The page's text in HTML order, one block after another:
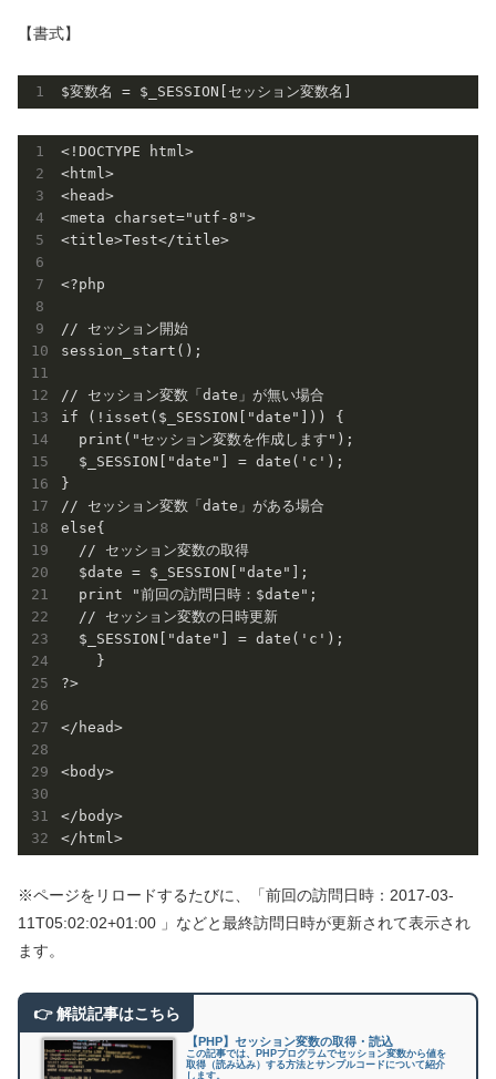
【書式】
<!DOCTYPE html>
<html>
<head>
<meta charset="utf-8">
<title>Test</title>
<?php
// セッション開始
session_start();
// セッション変数「date」が無い場合
if (!isset($_SESSION["date"])) {
  print("セッション変数を作成します");
  $_SESSION["date"] = date('c');
}
// セッション変数「date」がある場合
else{
  // セッション変数の取得
  $date = $_SESSION["date"];
  print "前回の訪問日時：$date";
  // セッション変数の日時更新
  $_SESSION["date"] = date('c');
    }
?>
</head>
<body>
</body>
※ページをリロードするたびに、「前回の訪問日時：2017-03-
11T05:02:02+01:00 」などと最終訪問日時が更新されて表示され
ます。
【PHP】セッション変数の取得・読込
この記事では、PHPプログラムでセッション変数から値を
取得（読み込み）する方法とサンプルコードについて紹介
します。